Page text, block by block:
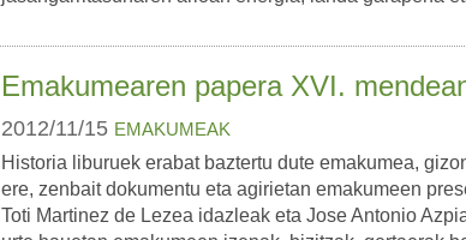
Emakumearen papera XVI.
2012/11/15 EMAKUMEAK
Historia liburuek erabat baztertu dute emakumea,
ere, zenbait dokumentu eta agirietan emakumeen
Toti Martinez de Lezea idazleak eta Jose Antonio